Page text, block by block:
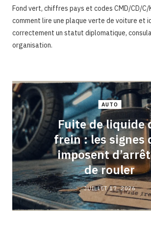
Fond vert, chiffres pays et codes CMD/CD/C/
comment lire une plaque verte de voiture et
correctement un statut diplomatique,
organisation.
AUTO
Fuite de liquide
frein : les signes
imposent
de rouler
JUILLET 17, 2026